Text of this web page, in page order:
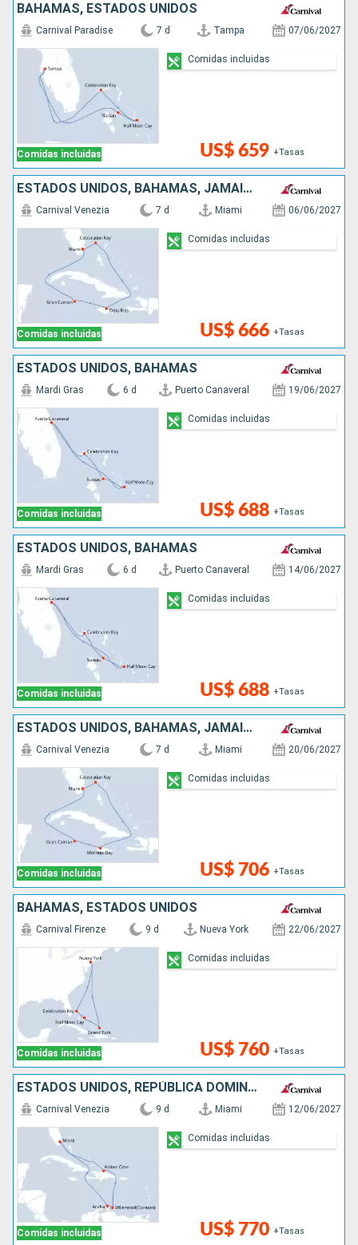
BAHAMAS, ESTADOS UNIDOS
Comidas incluidas
Carnival Paradise 7 d Tampa 07/06/2027
US$ 659 +Tasas
Comidas incluidas
ESTADOS UNIDOS, BAHAMAS, JAMAICA, ISLAS CAIMÁN
Comidas incluidas
Carnival Venezia 7 d Miami 06/06/2027
US$ 666 +Tasas
Comidas incluidas
ESTADOS UNIDOS, BAHAMAS
Comidas incluidas
Mardi Gras 6 d Puerto Canaveral 19/06/2027
US$ 688 +Tasas
Comidas incluidas
ESTADOS UNIDOS, BAHAMAS
Comidas incluidas
Mardi Gras 6 d Puerto Canaveral 14/06/2027
US$ 688 +Tasas
Comidas incluidas
ESTADOS UNIDOS, BAHAMAS, JAMAICA, ISLAS CAIMÁN
Comidas incluidas
Carnival Venezia 7 d Miami 20/06/2027
US$ 706 +Tasas
Comidas incluidas
BAHAMAS, ESTADOS UNIDOS
Comidas incluidas
Carnival Firenze 9 d Nueva York 22/06/2027
US$ 760 +Tasas
Comidas incluidas
ESTADOS UNIDOS, REPÚBLICA DOMINICANA, ARUBA
Comidas incluidas
Carnival Venezia 9 d Miami 12/06/2027
US$ 770 +Tasas
Comidas incluidas